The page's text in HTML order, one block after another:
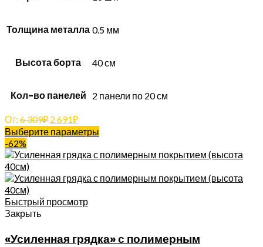
Толщина металла 0.5 мм
Высота борта 40 см
Кол-во панелей 2 панели по 20 см
От: 6 309₽ 2 691₽
Выберите параметры
-62%
Быстрый просмотр
Закрыть
«Усиленная грядка» с полимерным